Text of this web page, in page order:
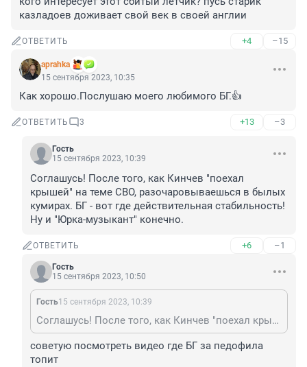
казладоев доживает свой век в своей англии
ОТВЕТИТЬ +4 –15
aprahka
15 сентября 2023, 10:35
Как хорошо.Послушаю моего любимого БГ.👍
ОТВЕТИТЬ 3 +13 –3
Гость
15 сентября 2023, 10:39
Соглашусь! После того, как Кинчев "поехал
крышей" на теме СВО, разочаровываешься в былых
кумирах. БГ - вот где действительная стабильность!
Ну и "Юрка-музыкант" конечно.
ОТВЕТИТЬ +6 –1
Гость
15 сентября 2023, 10:50
Гость15 сентября 2023, 10:39
Соглашусь! После того, как Кинчев "поехал крышей" на теме СВО, разочаровываешься в былых кумирах. БГ - вот где действительная стабильность! Ну и "Юрка-музыкант" конечно.
советую посмотреть видео где БГ за педофила
топит